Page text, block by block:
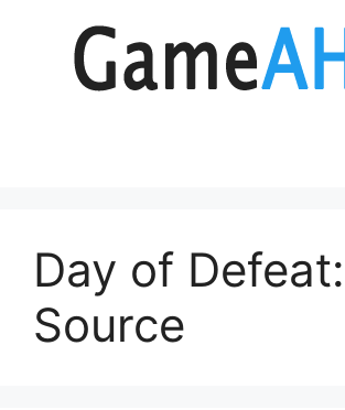
Day of Defeat:
Source